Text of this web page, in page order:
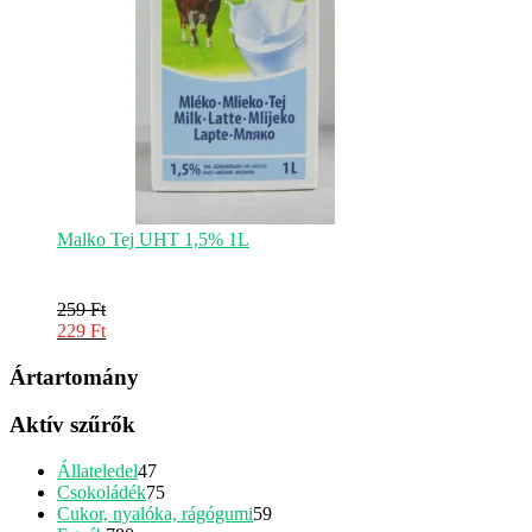
Malko Tej UHT 1,5% 1L
259Ft
Original
was:
229 Ft
price
229 Ft.
Ártartomány
Aktív szűrők
Állateledel4747
termék
Csokoládék7575
termék
Cukor, nyalóka, rágógumi5959